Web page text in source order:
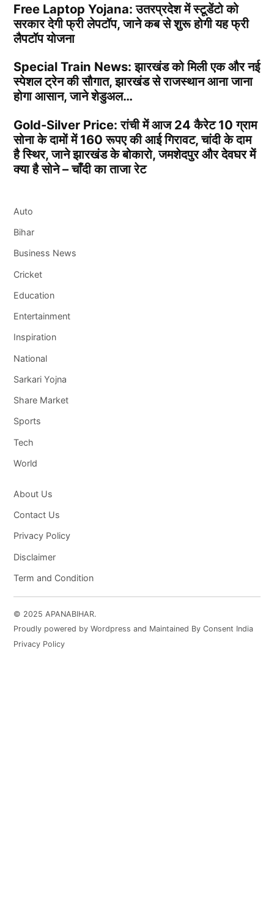
Free Laptop Yojana: उतरप्रदेश में स्टूडेंटो को
सरकार देगी फ्री लेपटॉप, जाने कब से शुरू होगी यह फ्री
लैपटॉप योजना
Special Train News: झारखंड को मिली एक और नई
स्पेशल ट्रेन की सौगात, झारखंड से राजस्थान आना जाना
होगा आसान, जाने शेडुअल…
Gold-Silver Price: रांची में आज 24 कैरेट 10 ग्राम
सोना के दामों में 160 रूपए की आई गिरावट, चांदी के दाम
है स्थिर, जाने झारखंड के बोकारो, जमशेदपुर और देवघर में
क्या है सोने – चाँदी का ताजा रेट
Auto
Bihar
Business News
Cricket
Education
Entertainment
Inspiration
National
Sarkari Yojna
Share Market
Sports
Tech
World
About Us
Contact Us
Privacy Policy
Disclaimer
Term and Condition
© 2025 APANABIHAR.
Proudly powered by Wordpress and Maintained By Consent India
Privacy Policy